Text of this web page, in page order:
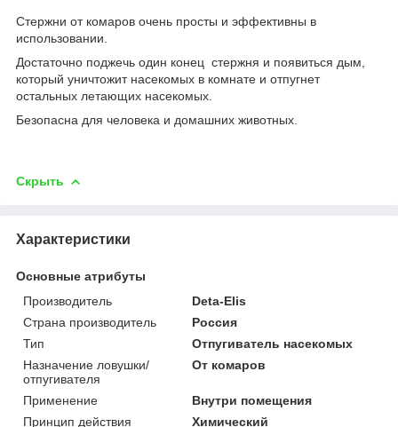
Стержни от комаров очень просты и эффективны в
использовании.
Достаточно поджечь один конец стержня и появиться дым,
который уничтожит насекомых в комнате и отпугнет
остальных летающих насекомых.
Безопасна для человека и домашних животных.
Скрыть
Характеристики
Основные атрибуты
Производитель
Deta-Elis
Страна производитель
Россия
Тип
Отпугиватель насекомых
Назначение ловушки/
отпугивателя
От комаров
Применение
Внутри помещения
Принцип действия
Химический